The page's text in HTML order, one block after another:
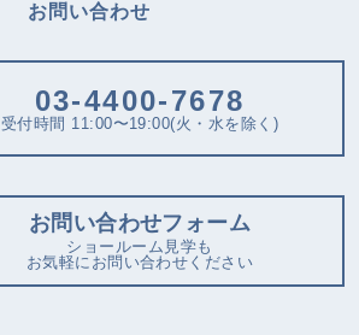
お問い合わせ
03-4400-7678
受付時間 11:00〜19:00(火・水を除く)
お問い合わせフォーム
ショールーム見学も
お気軽にお問い合わせください